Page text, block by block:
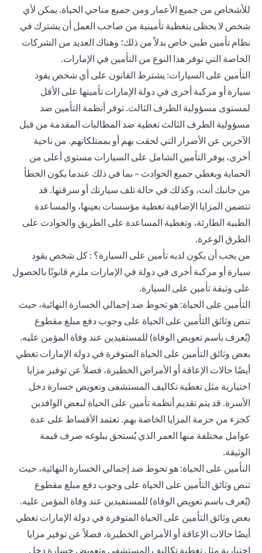
للأشخاص من جميع الأعمار ومن جميع مناحي الحياة. يمكن لأي
شخص لا يحظى بتغطية تأمينية من صاحب العمل أن يشترك في
نظام تأمين طبي خاص بدلاً من ذلك؛ وهناك العديد من الشركات
الخاصة التي توفر هذا النوع من التأمين في الإمارات.
التأمين على السيارات: يشترط القانون على أي شخص يقود
سيارة أو مركبة أخرى في دولة الإمارات تأمينها على الأقل
لمستوى مسؤولية الطرف الثالث. توفر أنظمة التأمين ضد
مسؤولية الطرف الثالث تغطية ضد المطالبات المقدمة من قبل
الآخرين عن الأضرار التي لحقت بهم أو بممتلكاتهم. من ناحية
أخرى، يوفر التأمين الشامل على السيارات مستوى أعلى من
الحماية ويغطي جميع الحوادث - بما في ذلك عندما يكون الخطأ
من جانبك أنت، وكذلك في حالة تلف سيارتك أو سرقتها. قد
تتضمن المزايا الإضافية تغطية مؤسسات بعينها، والمساعدة
الطبية الطارئة، وتغطية المساعدة على الطريق والحوادث على
الطرق الوعرة.
من يجب أن يكون لديه تأمين على السيارة؟ : كل شخص يقود
سيارة أو مركبة أخرى في دولة في الإمارات ملزم قانونًا بالحصول
على وثيقة تأمين على السيارة.
التأمين على الحياة: هو تحوط ضد إجمالي الخسارة النهائية، حيث
تنص وثائق التأمين على الحياة على وجوب دفع مبلغ مقطوع
(يُعرف باسم تعويض الوفاة) للمستفيدين عند وفاة المؤمن عليه.
بعض وثائق التأمين على الحياة المتوفرة في دولة الإمارات تغطي
أيضًا حالات الإعاقة أو الأمراض الخطيرة، فضلاً عن توفير مزايا
اختيارية مثل تغطية تكاليف المستشفى وتعويض خسارة دخل
الأسرة. قد يتم تقديم أنظمة تأمين على الحياة لبعض الوافدين
كجزء من حزمة المزايا الخاصة بهم. تعتمد الأقساط على عدة
عوامل مختلفة منها العمر الذي يُستحق ببلوغه صرف قيمة
الوثيقة.
التأمين على الحياة: هو تحوط ضد إجمالي الخسارة النهائية، حيث
تنص وثائق التأمين على الحياة على وجوب دفع مبلغ مقطوع
(يُعرف باسم تعويض الوفاة) للمستفيدين عند وفاة المؤمن عليه.
بعض وثائق التأمين على الحياة المتوفرة في دولة الإمارات تغطي
أيضًا حالات الإعاقة أو الأمراض الخطيرة، فضلاً عن توفير مزايا
اختيارية مثل تغطية تكاليف المستشفى وتعويض خسارة دخل